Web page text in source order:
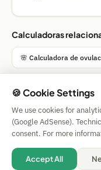
Calculadoras
🌸 Calculadora de
Impressum
|
🍪 Cookie Settings
We use cookies for
(Google AdSense).
consent. For more
Accept All